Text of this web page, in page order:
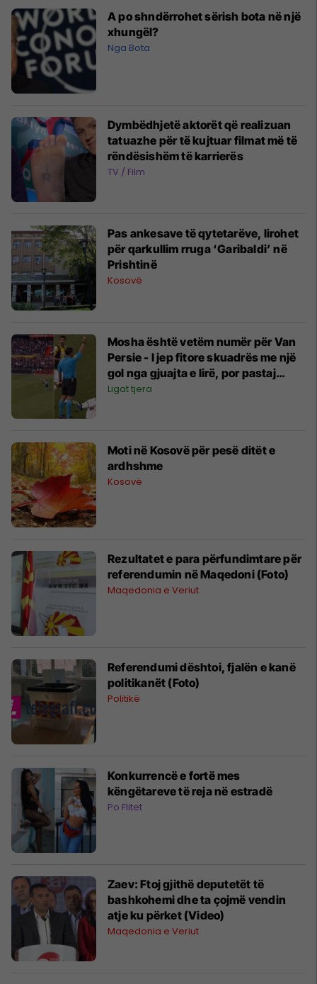
A po shndërrohet sërish bota në një
xhungël?
Nga Bota
Dymbëdhjetë aktorët që realizuan
tatuazhe për të kujtuar filmat më të
rëndësishëm të karrierës
TV / Film
Pas ankesave të qytetarëve, lirohet
për qarkullim rruga ‘Garibaldi’ në
Prishtinë
Kosovë
Mosha është vetëm numër për Van
Persie - I jep fitore skuadrës me një
gol nga gjuajta e lirë, por pastaj
përjashtohet me të kuq
Ligat tjera
Moti në Kosovë për pesë ditët e
ardhshme
Kosovë
Rezultatet e para përfundimtare për
referendumin në Maqedoni (Foto)
Maqedonia e Veriut
Referendumi dështoi, fjalën e kanë
politikanët (Foto)
Politikë
Konkurrencë e fortë mes
këngëtareve të reja në estradë
Po Flitet
Zaev: Ftoj gjithë deputetët të
bashkohemi dhe ta çojmë vendin
atje ku përket (Video)
Maqedonia e Veriut